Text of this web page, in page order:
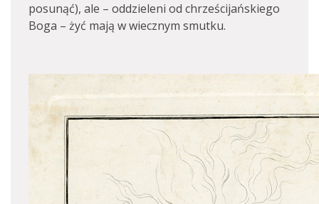
posunąć), ale – oddzieleni od chrześcijańskiego
Boga – żyć mają w wiecznym smutku.